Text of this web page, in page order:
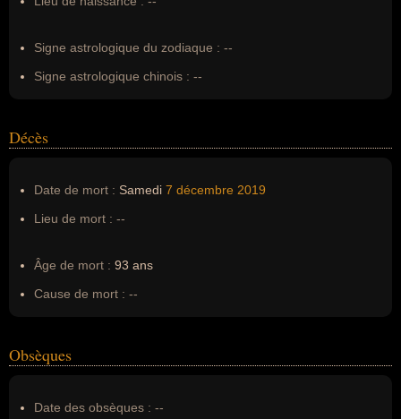
Signe astrologique du zodiaque : --
Signe astrologique chinois : --
Décès
Date de mort : Samedi 7 décembre 2019
Lieu de mort : --
Âge de mort : 93 ans
Cause de mort : --
Obsèques
Date des obsèques : --